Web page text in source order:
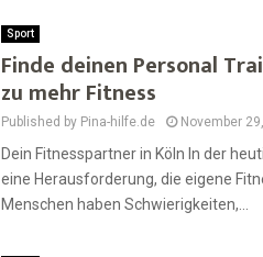
Sport
Finde deinen Personal
zu mehr Fitness
Published by Pina-hilfe.de November
Dein Fitnesspartner in Köln In der
eine Herausforderung, die eigene
Menschen haben Schwierigkeiten,...